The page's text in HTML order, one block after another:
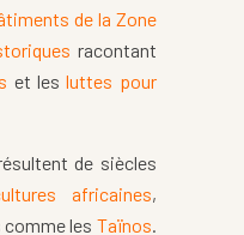
de la Zone
racontant
et lesluttes pour
de siècles
africaines,
les Taïnos